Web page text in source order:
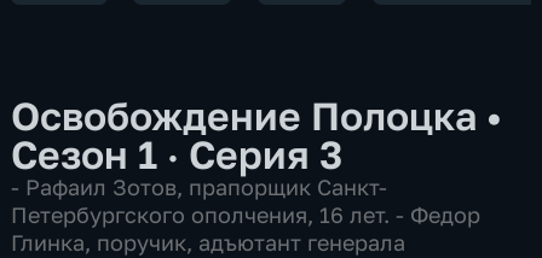
Освобождение Полоцка •
Сезон 1 · Серия 3
- Рафаил Зотов, прапорщик Санкт-
Петербургского ополчения, 16 лет. - Федор
Глинка, поручик, адъютант генерала